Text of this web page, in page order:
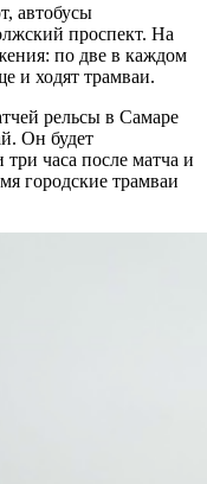
автобусы
проспект. На
по две в каждом
и ходят трамваи.
рельсы в Самаре
Он будет
три часа после матча и
городские трамваи